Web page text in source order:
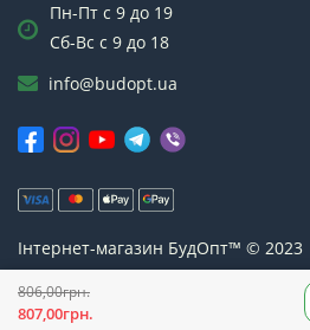
806,00грн.
807,00грн.
Пн-Пт с 9 до 19
Сб-Вс с 9 до 18
info@budopt.ua
Інтернет-магазин БудОпт™ © 2023